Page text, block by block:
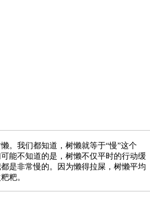
。我们都知道，树懒就等于“慢”这个
能不知道的是，树懒不仅平时的行动缓
是非常慢的。因为懒得拉屎，树懒平均
粑。